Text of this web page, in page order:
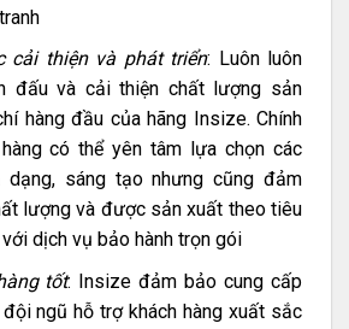
cải thiện và phát triển: Luôn luôn
đấu và cải thiện chất lượng sản
hàng đầu của hãng Insize. Chính
có thể yên tâm lựa chọn các
dạng, sáng tạo nhưng cũng đảm
lượng và được sản xuất theo tiêu
dịch vụ bảo hành trọn gói
tốt: Insize đảm bảo cung cấp
ngũ hỗ trợ khách hàng xuất sắc